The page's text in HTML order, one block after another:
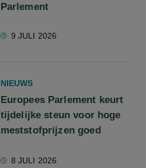
Parlement
9 JULI 2026
NIEUWS
Europees Parlement keurt
tijdelijke steun voor hoge
meststofprijzen goed
8 JULI 2026